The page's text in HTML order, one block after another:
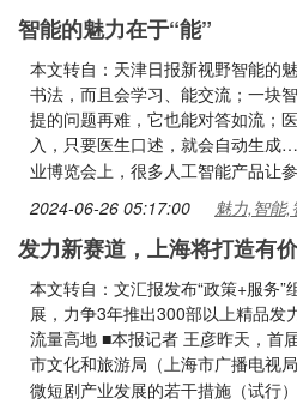
智能的魅力在于“能”
本文转自：天津日报新视野智能的
书法，而且会学习、能交流；一块
提的问题再难，它也能对答如流；
入，只要医生口述，就会自动生
业博览会上，很多人工智能产品让
2024-06-26 05:17:00 魅力,智能
发力新赛道，上海将打造有
本文转自：文汇报发布“政策+服务
展，力争3年推出300部以上精品发
流量高地 ■本报记者 王彦昨天，首
市文化和旅游局（上海市广播电视
微短剧产业发展的若干措施（试行）